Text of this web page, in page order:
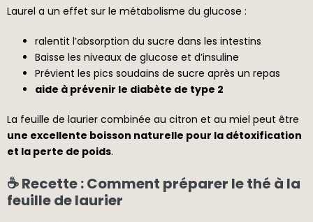
Laurel a un effet sur le métabolisme du glucose :
ralentit l’absorption du sucre dans les intestins
Baisse les niveaux de glucose et d’insuline
Prévient les pics soudains de sucre après un repas
aide à prévenir le diabète de type 2
La feuille de laurier combinée au citron et au miel peut être
une excellente boisson naturelle pour la détoxification
et la perte de poids.
☕ Recette : Comment préparer le thé à la
feuille de laurier